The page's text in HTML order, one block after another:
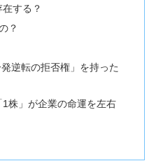
する？
？
逆転の拒否権」を持った
株」が企業の命運を左右